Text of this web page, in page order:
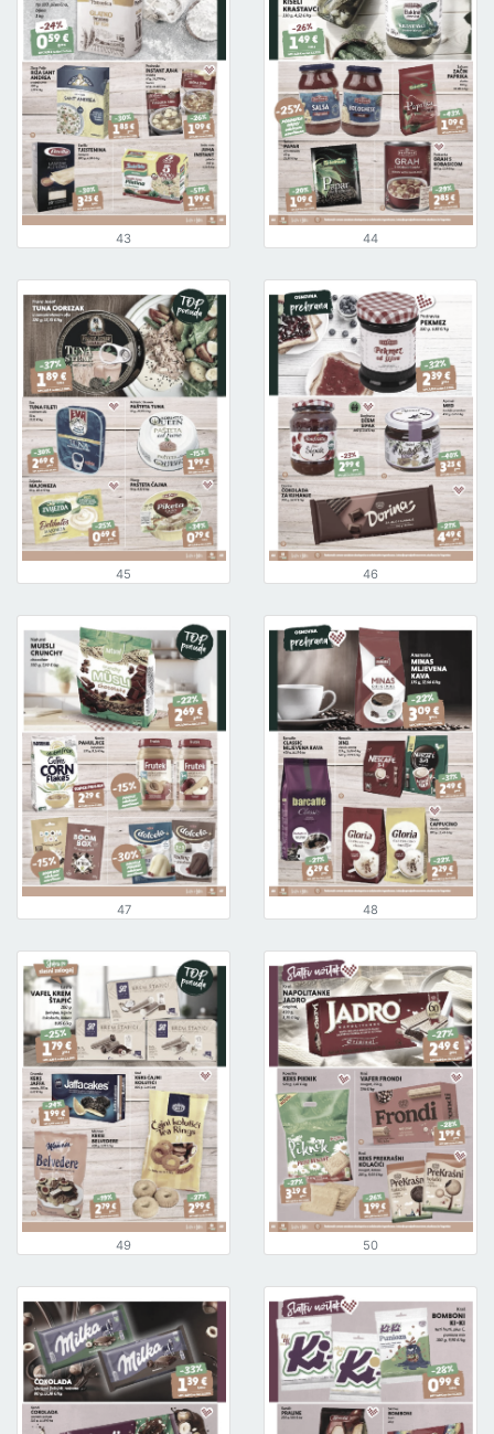
43 44
45 46
47 48
49 50